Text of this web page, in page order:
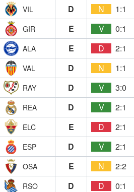
VIL D N 1:1
GIR E V 0:1
ALA E D 2:1
VAL D N 1:1
RAY D V 3:0
REA D V 2:1
ELC E D 2:1
ESP D V 2:1
OSA E N 2:2
RSO D D
0:1